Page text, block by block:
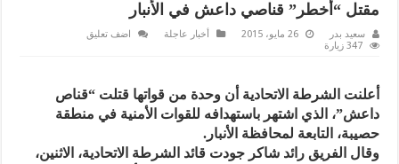
مقتل “أخطر” قناصي داعش في الأنبار
سعيد بدر 26 مايو، 2015 أخبار عاجلة
اضف تعليق
347 زيارة
أعلنت الشرطة الاتحادية أن وحدة من قواتها قتلت “قناص
داعش”، الذي اشتهر باستهدافه للقوات الأمنية في منطقة
حصيبة، التابعة لمحافظة الأنبار.
وقال الفريق رائد شاكر جودت قائد الشرطة الاتحادية، الاثنين،